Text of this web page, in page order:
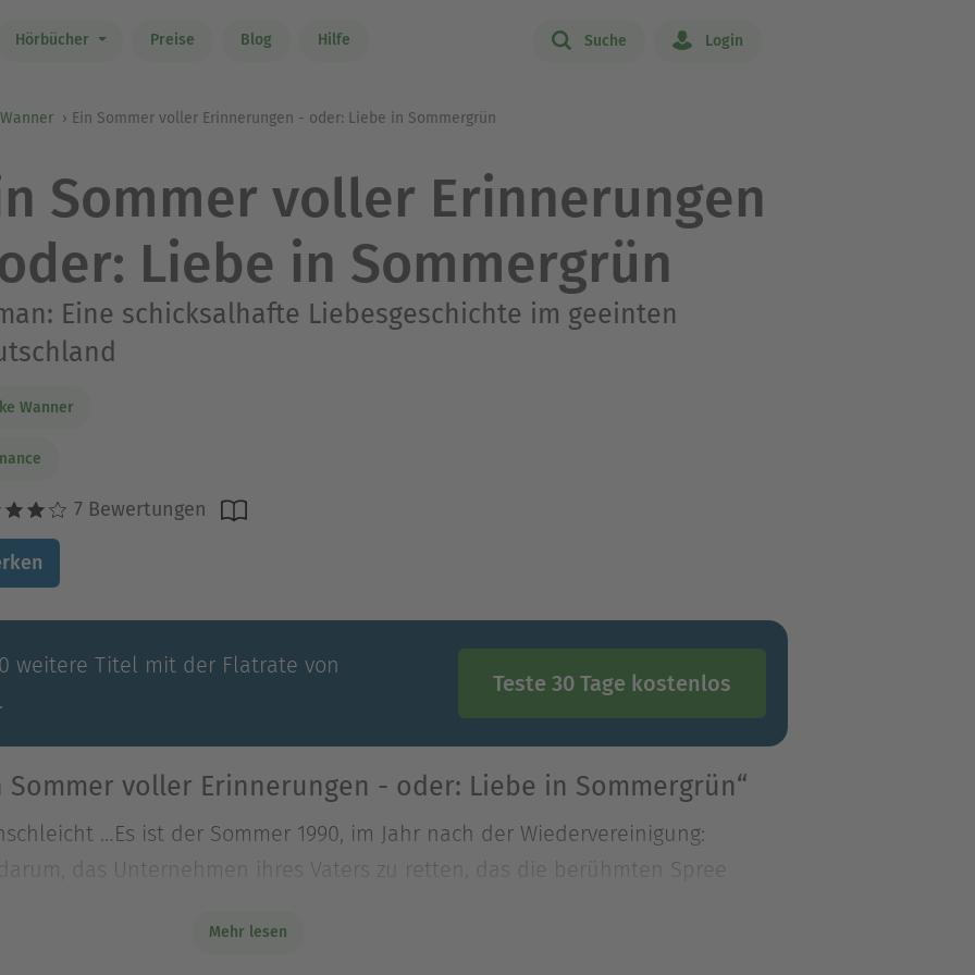
Hörbücher Preise Blog Hilfe Suche Login
Ein Sommer voller Erinnerungen - oder: Liebe in Sommergrün
Sommer voller Erinnerungen
Liebe in Sommergrün
Eine schicksalhafte Liebesgeschichte im geeinten
Wanner
7 Bewertungen
weitere Titel mit der Flatrate von
Teste 30 Tage kostenlos
Sommer voller Erinnerungen - oder: Liebe in Sommergrün“
…Es ist der Sommer 1990, im Jahr nach der Wiedervereinigung:
das Unternehmen ihres Vaters zu retten, das die berühmten Spree
das Unternehmen ihres Vaters zu retten, das die berühmten
Mehr lesen